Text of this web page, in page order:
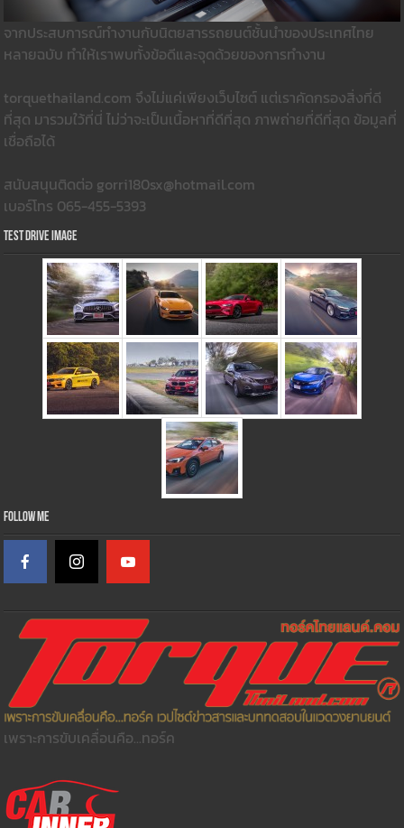
จากประสบการณ์ทำงานกับนิตยสารรถยนต์ชั้นนำของประเทศไทย
หลายฉบับ ทำให้เราพบทั้งข้อดีและจุดด้วยของการทำงาน
torquethailand.com จึงไม่แค่เพียงเว็บไซต์ แต่เราคัดกรองสิ่งที่ดี
ที่สุด มารวมใว้ที่นี่ ไม่ว่าจะเป็นเนื้อหาที่ดีที่สุด ภาพถ่ายที่ดีที่สุด ข้อมูลที่
เชื่อถือได้
สนับสนุนติดต่อ gorri180sx@hotmail.com
เบอร์โทร 065-455-5393
Test Drive Image
Follow Me
เพราะการขับเคลื่อนคือ...ทอร์ค